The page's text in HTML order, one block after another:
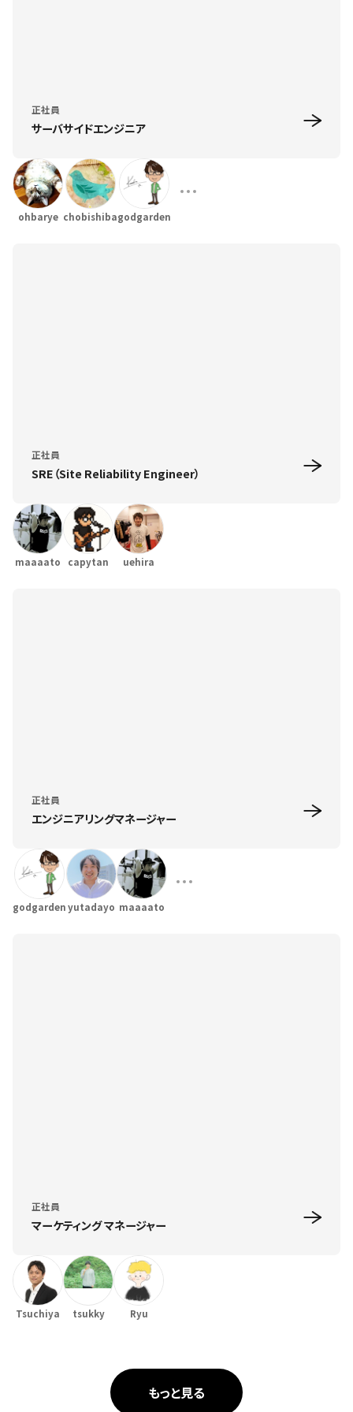
正社員
サーバサイドエンジニア
ohbarye chobishibagodgarden
正社員
SRE（Site Reliability Engineer）
maaaato capytan uehira
正社員
エンジニアリングマネージャー
godgardenyutadayo maaaato
正社員
マーケティング マネージャー
Tsuchiya tsukky Ryu
もっと見る